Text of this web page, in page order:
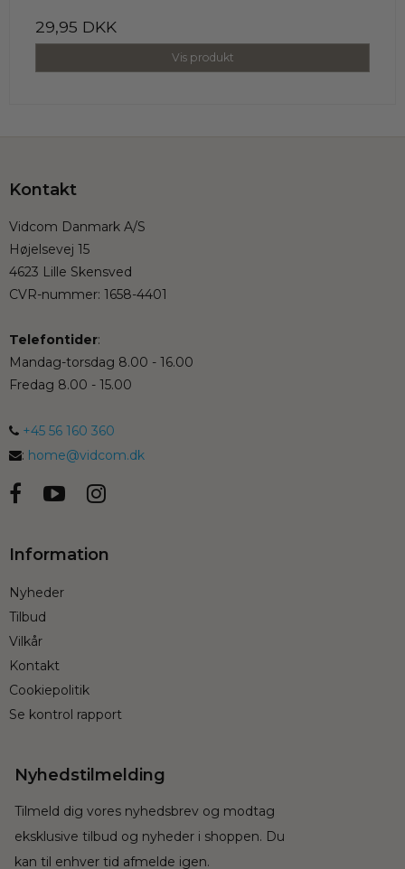
29,95 DKK
Vis produkt
Kontakt
Vidcom Danmark A/S
Højelsevej 15
4623 Lille Skensved
CVR-nummer: 1658-4401
Telefontider:
Mandag-torsdag 8.00 - 16.00
Fredag 8.00 - 15.00
+45 56 160 360
: home@vidcom.dk
Information
Nyheder
Tilbud
Vilkår
Kontakt
Cookiepolitik
Se kontrol rapport
Nyhedstilmelding
Tilmeld dig vores nyhedsbrev og modtag
eksklusive tilbud og nyheder i shoppen. Du
kan til enhver tid afmelde igen.